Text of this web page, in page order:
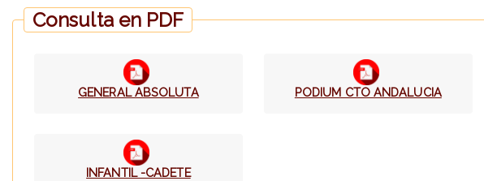
Consulta en PDF
GENERAL ABSOLUTA PODIUM CTO ANDALUCIA
INFANTIL -CADETE